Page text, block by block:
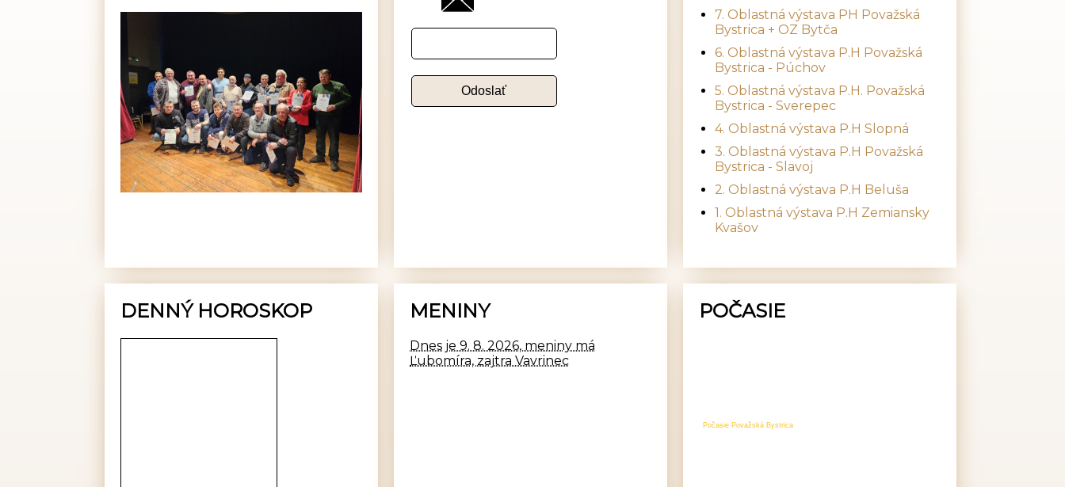
7. Oblastná výstava PH Považská
Bystrica + OZ Bytča
6. Oblastná výstava P.H Považská
Bystrica - Púchov
5. Oblastná výstava P.H. Považská
Bystrica - Sverepec
4. Oblastná výstava P.H Slopná
3. Oblastná výstava P.H Považská
Bystrica - Slavoj
2. Oblastná výstava P.H Beluša
1. Oblastná výstava P.H Zemiansky
Kvašov
DENNÝ HOROSKOP MENINY
Dnes je 9. 8. 2026, meniny má
Ľubomíra, zajtra Vavrinec
POČASIE
Počasie Považská Bystrica